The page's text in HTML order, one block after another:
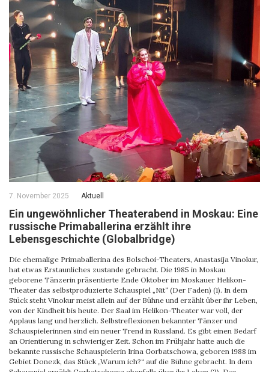
7. November 2025 Aktuell
Ein ungewöhnlicher Theaterabend in Moskau: Eine
russische Primaballerina erzählt ihre
Lebensgeschichte (Globalbridge)
Die ehemalige Primaballerina des Bolschoi-Theaters, Anastasija Vinokur,
hat etwas Erstaunliches zustande gebracht. Die 1985 in Moskau
geborene Tänzerin präsentierte Ende Oktober im Moskauer Helikon-
Theater das selbstproduzierte Schauspiel „Nit“ (Der Faden) (1). In dem
Stück steht Vinokur meist allein auf der Bühne und erzählt über ihr Leben,
von der Kindheit bis heute. Der Saal im Helikon-Theater war voll, der
Applaus lang und herzlich. Selbstreflexionen bekannter Tänzer und
Schauspielerinnen sind ein neuer Trend in Russland. Es gibt einen Bedarf
an Orientierung in schwieriger Zeit. Schon im Frühjahr hatte auch die
bekannte russische Schauspielerin Irina Gorbatschowa, geboren 1988 im
Gebiet Donezk, das Stück „Warum ich?“ auf die Bühne gebracht. In dem